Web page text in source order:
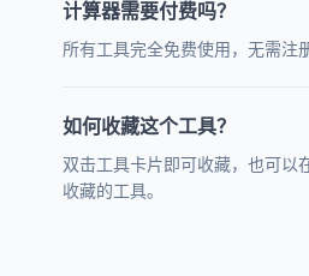
计算器需要付费吗？
所有工具完全免费使用，无需注
如何收藏这个工具？
双击工具卡片即可收藏，也可以
收藏的工具。